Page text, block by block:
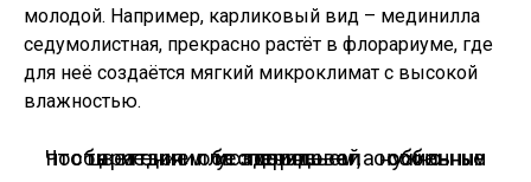
молодой. Например, карликовый вид – мединилла
седумолистная, прекрасно растёт в флорариуме, где
для неё создаётся мягкий микроклимат с высокой
влажностью.
Чтобы мединилла порадовала обильным цветением и здоровьем, нужно постараться обеспечить ей особенные условия.